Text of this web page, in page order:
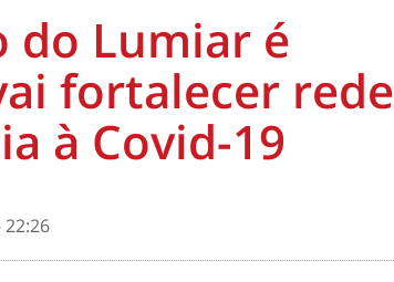
do Lumiar é
fortalecer rede
à Covid-19